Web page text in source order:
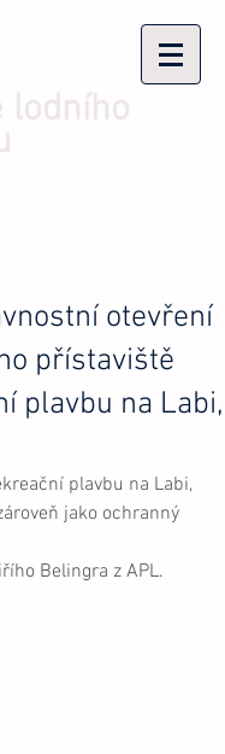
otevření
přístaviště
plavbu na Labi,
plavbu na Labi,
jako ochranný
Belingra z APL.